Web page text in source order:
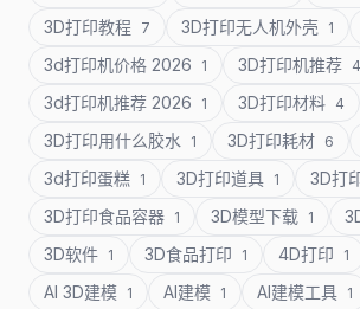
3D打印教程 7 3D打印无人机外壳 1
3d打印机价格 2026 1 3D打印机推荐 4
3d打印机推荐 2026 1 3D打印材料 4
3D打印用什么胶水 1 3D打印耗材 6
3d打印蛋糕 1 3D打印道具 1 3D打
3D打印食品容器 1 3D模型下载 1
3D软件 1 3D食品打印 1 4D打印 1
AI 3D建模 1 AI建模 1 AI建模工具 1